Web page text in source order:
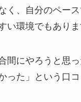
く、自分のペー
い環境でもありま
間にやろうと思
った」という口